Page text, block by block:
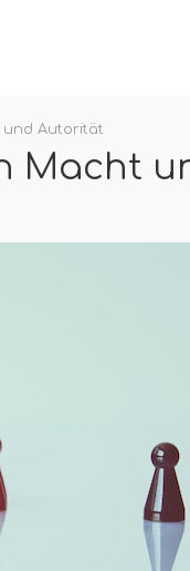
und Autorität
Macht